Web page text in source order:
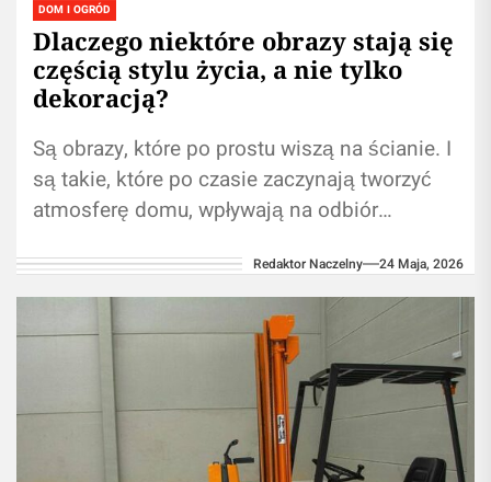
DOM I OGRÓD
Dlaczego niektóre obrazy stają się
częścią stylu życia, a nie tylko
dekoracją?
Są obrazy, które po prostu wiszą na ścianie. I
są takie, które po czasie zaczynają tworzyć
atmosferę domu, wpływają na odbiór
Redaktor Naczelny 24 Maja, 2026